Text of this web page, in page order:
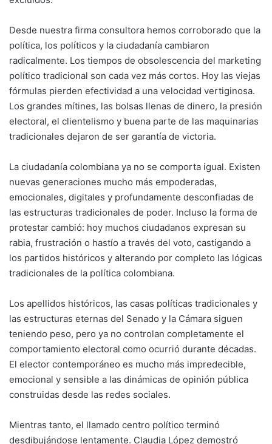
Desde nuestra firma consultora hemos corroborado que la
política, los políticos y la ciudadanía cambiaron
radicalmente. Los tiempos de obsolescencia del marketing
político tradicional son cada vez más cortos. Hoy las viejas
fórmulas pierden efectividad a una velocidad vertiginosa.
Los grandes mítines, las bolsas llenas de dinero, la presión
electoral, el clientelismo y buena parte de las maquinarias
tradicionales dejaron de ser garantía de victoria.
La ciudadanía colombiana ya no se comporta igual. Existen
nuevas generaciones mucho más empoderadas,
emocionales, digitales y profundamente desconfiadas de
las estructuras tradicionales de poder. Incluso la forma de
protestar cambió: hoy muchos ciudadanos expresan su
rabia, frustración o hastío a través del voto, castigando a
los partidos históricos y alterando por completo las lógicas
tradicionales de la política colombiana.
Los apellidos históricos, las casas políticas tradicionales y
las estructuras eternas del Senado y la Cámara siguen
teniendo peso, pero ya no controlan completamente el
comportamiento electoral como ocurrió durante décadas.
El elector contemporáneo es mucho más impredecible,
emocional y sensible a las dinámicas de opinión pública
construidas desde las redes sociales.
Mientras tanto, el llamado centro político terminó
desdibujándose lentamente. Claudia López demostró